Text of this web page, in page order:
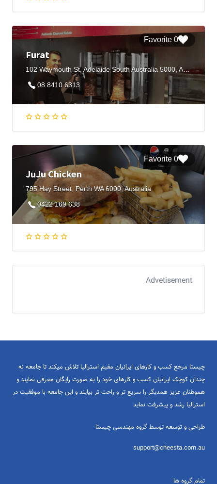
0 Favorite
Furat
102 Waymouth St, Adelaide South Australia 5000, Australia
08 8410 6313
0 Favorite
JuJu Chicken
795 Hay Street, Perth WA 6000, Australia
0422 169 638
Advetisement
چیستا مرجع کسب و کارهای ایرانیان مقیم استرالیا تلاش میکند تا جامعه نه
چندان کوچک ایرانیان کسب و کارهای خود را به صورت رایگان معرفی نمایند و
هموطنان عزیز همدیگر را سریع تر و راحت تر بیایند و این جامعه با موفقیت در
استرالیا رشد و پیشرفت نماید
طراحی و توسعه توسط گروه مهندسی چیستا
support@cheesta.com.au
تمام گروه ها